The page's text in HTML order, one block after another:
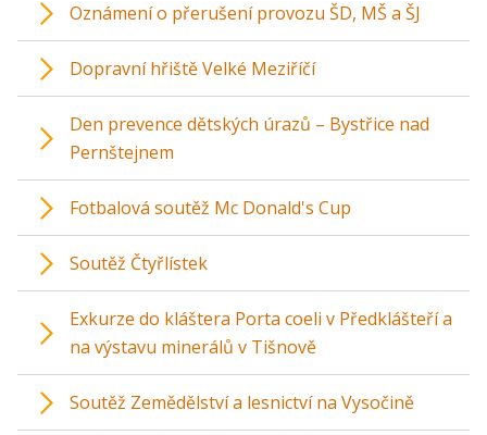
Oznámení o přerušení provozu ŠD, MŠ a ŠJ
Dopravní hřiště Velké Meziříčí
Den prevence dětských úrazů – Bystřice nad
Pernštejnem
Fotbalová soutěž Mc Donald's Cup
Soutěž Čtyřlístek
Exkurze do kláštera Porta coeli v Předklášteří a
na výstavu minerálů v Tišnově
Soutěž Zemědělství a lesnictví na Vysočině